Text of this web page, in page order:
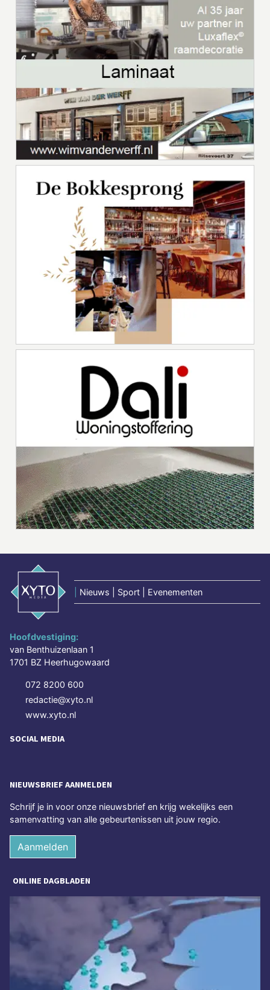
Nieuws | Sport | Evenementen
Hoofdvestiging:
van Benthuizenlaan 1
1701 BZ Heerhugowaard
072 8200 600
redactie@xyto.nl
www.xyto.nl
SOCIAL MEDIA
NIEUWSBRIEF AANMELDEN
Schrijf je in voor onze nieuwsbrief en krijg wekelijks een
samenvatting van alle gebeurtenissen uit jouw regio.
Aanmelden
ONLINE DAGBLADEN